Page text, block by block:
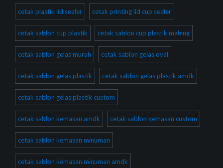
cetak plastik lid sealer cetak printing lid cup sealer
cetak sablon cup plastik cetak sablon cup plastik malang
cetak sablon gelas murah cetak sablon gelas oval
cetak sablon gelas plastik cetak sablon gelas plastik amdk
cetak sablon gelas plastik custom
cetak sablon kemasan amdk cetak sablon kemasan custom
cetak sablon kemasan minuman
cetak sablon kemasan minuman amdk